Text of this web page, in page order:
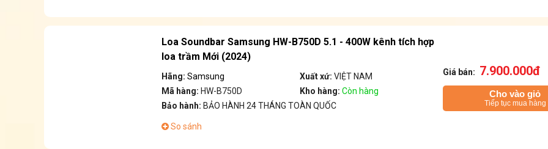
Loa Soundbar Samsung HW-B750D 5.1 - 400W kênh tích hợp
loa trầm Mới (2024)
Hãng: Samsung Xuất xứ: VIỆT NAM
Mã hàng: HW-B750D Kho hàng: Còn hàng
Bảo hành: BẢO HÀNH 24 THÁNG TOÀN QUỐC
So sánh
Giá bán: 7.900.000đ
Cho vào giỏ
Tiếp tục mua hàng